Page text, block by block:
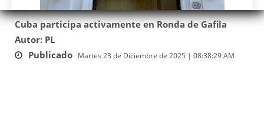
Cuba participa activamente en Ronda de Gafila
Autor: PL
Publicado Martes 23 de Diciembre de 2025 | 08:38:29 AM